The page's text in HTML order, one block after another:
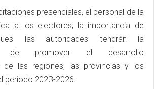
presenciales, el personal de la
a los electores, la importancia de
las autoridades tendrán la
de promover el desarrollo
de las regiones, las provincias y los
periodo 2023-2026.